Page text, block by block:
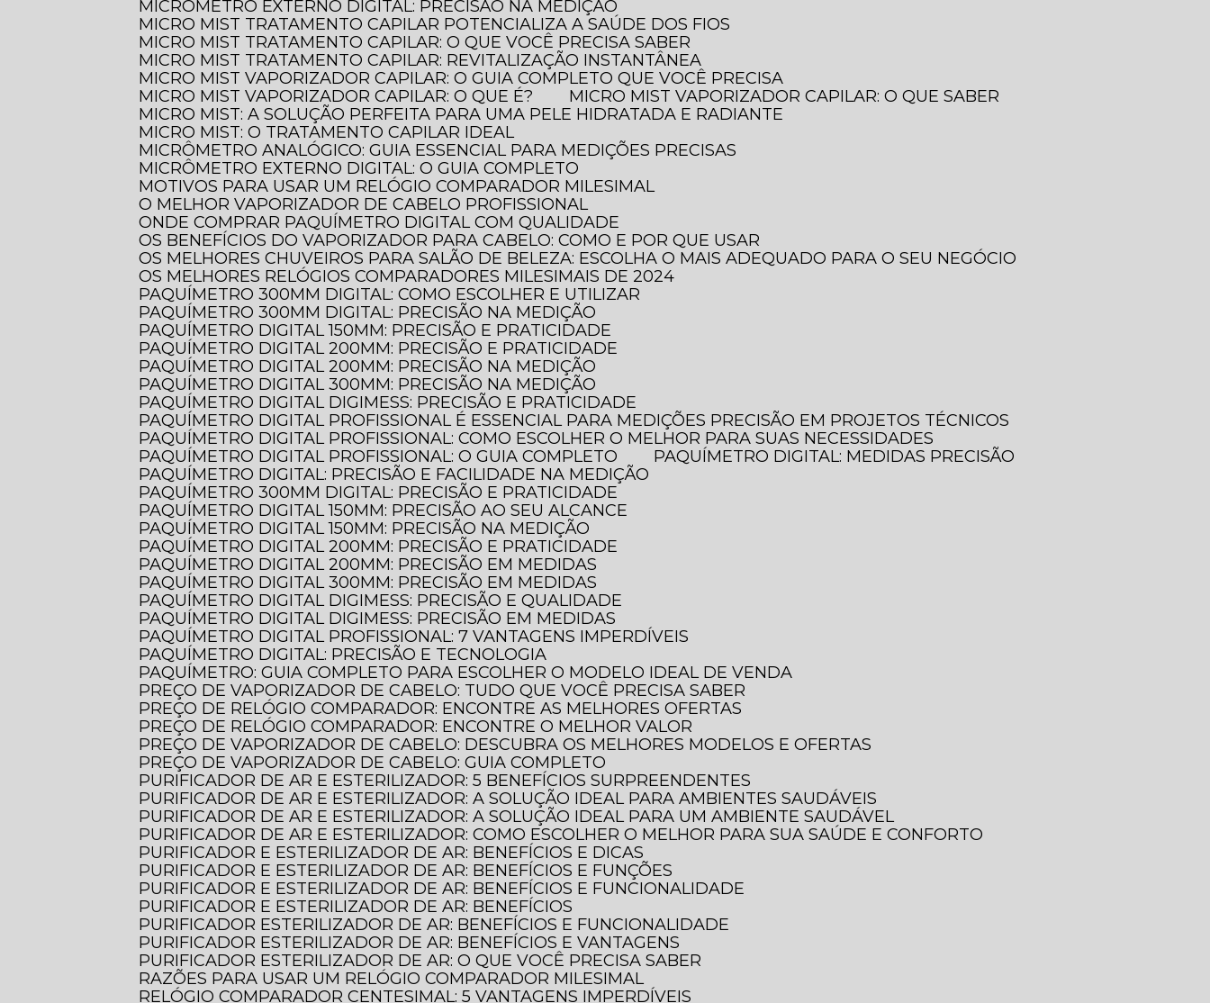
MICRÔMETRO EXTERNO DIGITAL: PRECISÃO NA MEDIÇÃO
MICRO MIST TRATAMENTO CAPILAR POTENCIALIZA A SAÚDE DOS FIOS
MICRO MIST TRATAMENTO CAPILAR: O QUE VOCÊ PRECISA SABER
MICRO MIST TRATAMENTO CAPILAR: REVITALIZAÇÃO INSTANTÂNEA
MICRO MIST VAPORIZADOR CAPILAR: O GUIA COMPLETO QUE VOCÊ PRECISA
MICRO MIST VAPORIZADOR CAPILAR: O QUE É?
MICRO MIST VAPORIZADOR CAPILAR: O QUE SABER
MICRO MIST: A SOLUÇÃO PERFEITA PARA UMA PELE HIDRATADA E RADIANTE
MICRO MIST: O TRATAMENTO CAPILAR IDEAL
MICRÔMETRO ANALÓGICO: GUIA ESSENCIAL PARA MEDIÇÕES PRECISAS
MICRÔMETRO EXTERNO DIGITAL: O GUIA COMPLETO
MOTIVOS PARA USAR UM RELÓGIO COMPARADOR MILESIMAL
O MELHOR VAPORIZADOR DE CABELO PROFISSIONAL
ONDE COMPRAR PAQUÍMETRO DIGITAL COM QUALIDADE
OS BENEFÍCIOS DO VAPORIZADOR PARA CABELO: COMO E POR QUE USAR
OS MELHORES CHUVEIROS PARA SALÃO DE BELEZA: ESCOLHA O MAIS ADEQUADO PARA O SEU NEGÓCIO
OS MELHORES RELÓGIOS COMPARADORES MILESIMAIS DE 2024
PAQUÍMETRO 300MM DIGITAL: COMO ESCOLHER E UTILIZAR
PAQUÍMETRO 300MM DIGITAL: PRECISÃO NA MEDIÇÃO
PAQUÍMETRO DIGITAL 150MM: PRECISÃO E PRATICIDADE
PAQUÍMETRO DIGITAL 200MM: PRECISÃO E PRATICIDADE
PAQUÍMETRO DIGITAL 200MM: PRECISÃO NA MEDIÇÃO
PAQUÍMETRO DIGITAL 300MM: PRECISÃO NA MEDIÇÃO
PAQUÍMETRO DIGITAL DIGIMESS: PRECISÃO E PRATICIDADE
PAQUÍMETRO DIGITAL PROFISSIONAL É ESSENCIAL PARA MEDIÇÕES PRECISÃO EM PROJETOS TÉCNICOS
PAQUÍMETRO DIGITAL PROFISSIONAL: COMO ESCOLHER O MELHOR PARA SUAS NECESSIDADES
PAQUÍMETRO DIGITAL PROFISSIONAL: O GUIA COMPLETO
PAQUÍMETRO DIGITAL: MEDIDAS PRECISÃO
PAQUÍMETRO DIGITAL: PRECISÃO E FACILIDADE NA MEDIÇÃO
PAQUÍMETRO 300MM DIGITAL: PRECISÃO E PRATICIDADE
PAQUÍMETRO DIGITAL 150MM: PRECISÃO AO SEU ALCANCE
PAQUÍMETRO DIGITAL 150MM: PRECISÃO NA MEDIÇÃO
PAQUÍMETRO DIGITAL 200MM: PRECISÃO E PRATICIDADE
PAQUÍMETRO DIGITAL 200MM: PRECISÃO EM MEDIDAS
PAQUÍMETRO DIGITAL 300MM: PRECISÃO EM MEDIDAS
PAQUÍMETRO DIGITAL DIGIMESS: PRECISÃO E QUALIDADE
PAQUÍMETRO DIGITAL DIGIMESS: PRECISÃO EM MEDIDAS
PAQUÍMETRO DIGITAL PROFISSIONAL: 7 VANTAGENS IMPERDÍVEIS
PAQUÍMETRO DIGITAL: PRECISÃO E TECNOLOGIA
PAQUÍMETRO: GUIA COMPLETO PARA ESCOLHER O MODELO IDEAL DE VENDA
PREÇO DE VAPORIZADOR DE CABELO: TUDO QUE VOCÊ PRECISA SABER
PREÇO DE RELÓGIO COMPARADOR: ENCONTRE AS MELHORES OFERTAS
PREÇO DE RELÓGIO COMPARADOR: ENCONTRE O MELHOR VALOR
PREÇO DE VAPORIZADOR DE CABELO: DESCUBRA OS MELHORES MODELOS E OFERTAS
PREÇO DE VAPORIZADOR DE CABELO: GUIA COMPLETO
PURIFICADOR DE AR E ESTERILIZADOR: 5 BENEFÍCIOS SURPREENDENTES
PURIFICADOR DE AR E ESTERILIZADOR: A SOLUÇÃO IDEAL PARA AMBIENTES SAUDÁVEIS
PURIFICADOR DE AR E ESTERILIZADOR: A SOLUÇÃO IDEAL PARA UM AMBIENTE SAUDÁVEL
PURIFICADOR DE AR E ESTERILIZADOR: COMO ESCOLHER O MELHOR PARA SUA SAÚDE E CONFORTO
PURIFICADOR E ESTERILIZADOR DE AR: BENEFÍCIOS E DICAS
PURIFICADOR E ESTERILIZADOR DE AR: BENEFÍCIOS E FUNÇÕES
PURIFICADOR E ESTERILIZADOR DE AR: BENEFÍCIOS E FUNCIONALIDADE
PURIFICADOR E ESTERILIZADOR DE AR: BENEFÍCIOS
PURIFICADOR ESTERILIZADOR DE AR: BENEFÍCIOS E FUNCIONALIDADE
PURIFICADOR ESTERILIZADOR DE AR: BENEFÍCIOS E VANTAGENS
PURIFICADOR ESTERILIZADOR DE AR: O QUE VOCÊ PRECISA SABER
RAZÕES PARA USAR UM RELÓGIO COMPARADOR MILESIMAL
RELÓGIO COMPARADOR CENTESIMAL: 5 VANTAGENS IMPERDÍVEIS